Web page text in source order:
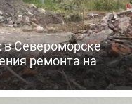
в Североморске
ремонта на